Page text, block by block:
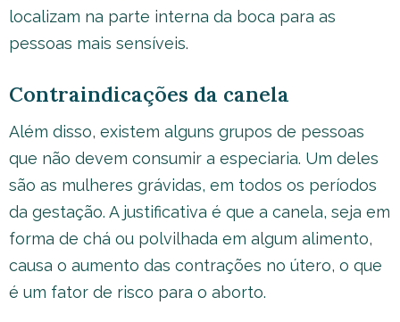
localizam na parte interna da boca para as
pessoas mais sensíveis.
Contraindicações da canela
Além disso, existem alguns grupos de pessoas
que não devem consumir a especiaria. Um deles
são as mulheres grávidas, em todos os períodos
da gestação. A justificativa é que a canela, seja em
forma de chá ou polvilhada em algum alimento,
causa o aumento das contrações no útero, o que
é um fator de risco para o aborto.